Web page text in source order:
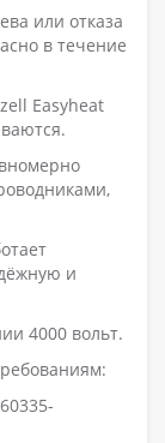
или отказа
в течение
Easyheat
и
4000 вольт.